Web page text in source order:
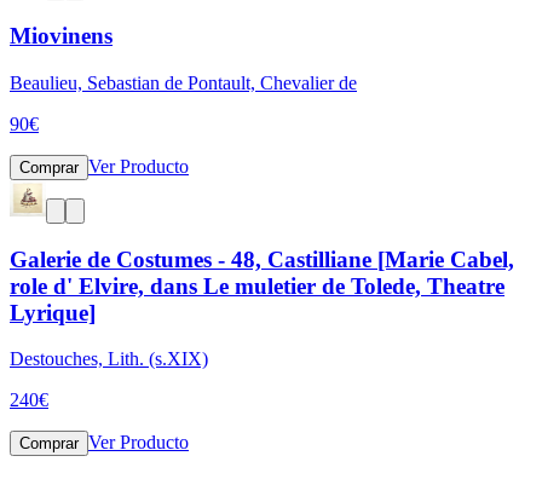
Miovinens
Beaulieu, Sebastian de Pontault, Chevalier de
90€
Comprar Ver Producto
Galerie de Costumes - 48, Castilliane [Marie Cabel,
role d' Elvire, dans Le muletier de Tolede, Theatre
Lyrique]
Destouches, Lith. (s.XIX)
240€
Comprar Ver Producto